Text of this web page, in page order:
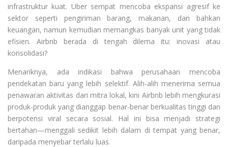
infrastruktur kuat. Uber sempat mencoba ekspansi agresif ke
sektor seperti pengiriman barang, makanan, dan bahkan
keuangan, namun kemudian memangkas banyak unit yang tidak
efisien. Airbnb berada di tengah dilema itu: inovasi atau
konsolidasi?
Menariknya, ada indikasi bahwa perusahaan mencoba
pendekatan baru yang lebih selektif. Alih-alih menerima semua
penawaran aktivitas dari mitra lokal, kini Airbnb lebih mengkurasi
produk-produk yang dianggap benar-benar berkualitas tinggi dan
berpotensi viral secara sosial. Hal ini bisa menjadi strategi
bertahan—menggali sedikit lebih dalam di tempat yang benar,
daripada menyebar terlalu luas.